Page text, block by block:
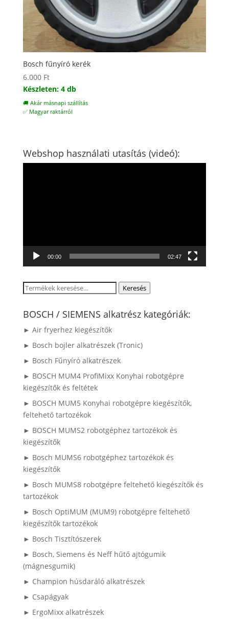
Bosch fűnyíró kerék
6.000 Ft
Készleten: 4 db
🚚 Akár másnapi szállítás
✅ Magyar raktárról
Webshop használati utasítás (videó):
00:00 02:47
Keresés
következőre:
Keresés
BOSCH / SIEMENS alkatrész kategóriák:
► Air fryerhez kiegészítők
► Bosch bojler alkatrészek (Tronic)
► Bosch Fűnyíró alkatrészek
► BOSCH MUM4 ProfiMixx Konyhai robotgépre
kiegészítők és feltétek
► BOSCH MUM5 Konyhai robotgépre kiegészítők,
feltehető tartozékok
► BOSCH MUMS2 robotgéphez tartozékok és
kiegészítők
► Bosch MUMS6 robotgéphez tartozékok és
kiegészítők
► Bosch MUMS8 robotgépre feltehető kiegészítők és
tartozékok
► Bosch OptiMUM (MUM9) robotgépre feltehető
kiegészítők tartozékok
► Bosch Tisztítószerek
► Bosch, Siemens és Neff hűtő ajtógumik
(mágnesgumik)
► Champion húsdaráló alkatrészek
► Csapágyak
► ErgoMixx alkatrészek